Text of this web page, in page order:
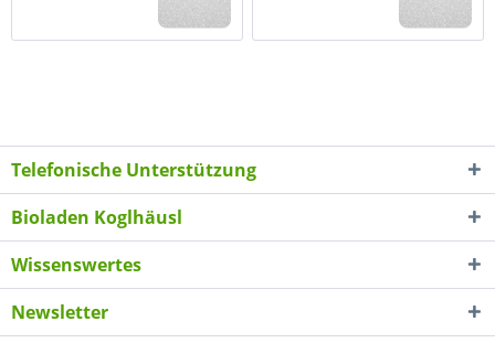
Telefonische Unterstützung
Bioladen Koglhäusl
Wissenswertes
Newsletter